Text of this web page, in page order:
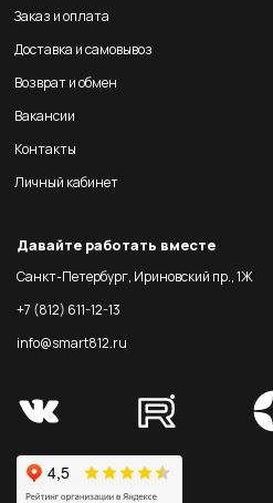
Заказ и оплата
Доставка и самовывоз
Возврат и обмен
Вакансии
Контакты
Личный кабинет
Давайте работать вместе
Санкт-Петербург, Ириновский пр., 1Ж
+7 (812) 611-12-13
info@smart812.ru